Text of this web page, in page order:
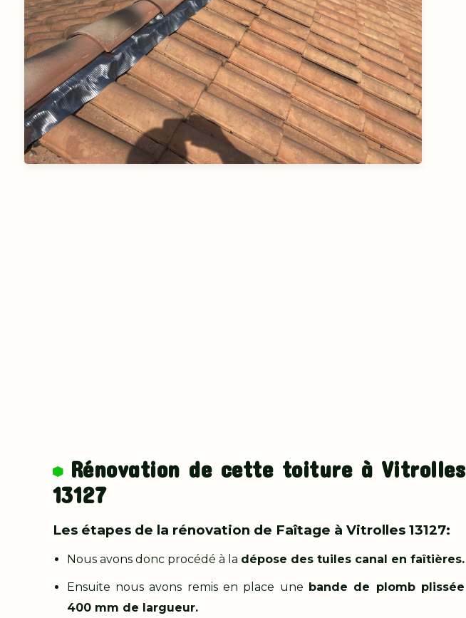
Rénovation de cette toiture à Vitrolles
13127
Les étapes de la rénovation de Faîtage à Vitrolles 13127:
Nous avons donc procédé à la dépose des tuiles canal en faîtières.
Ensuite nous avons remis en place une bande de plomb plissée
400 mm de largueur.